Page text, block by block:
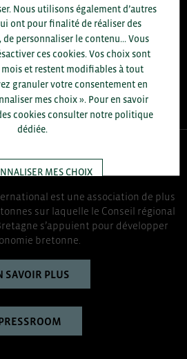
ENTREPRISES DIFFÉRENTES
par notre équipe en 2025
SATISFAITES
de 300 entreprises
NOUS ?
est une association de plus
sur laquelle le Conseil régional
s’appuient pour développer
bretonne.
SAVOIR PLUS
Nous utilisons également d’autres
ont pour finalité de réaliser des
de personnaliser le contenu... Vous
ces cookies. Vos choix sont
et restent modifiables à tout
granuler votre consentement en
mes choix ». Pour en savoir
cookies consulter notre politique
dédiée.
MES CHOIX
ACCEPTER